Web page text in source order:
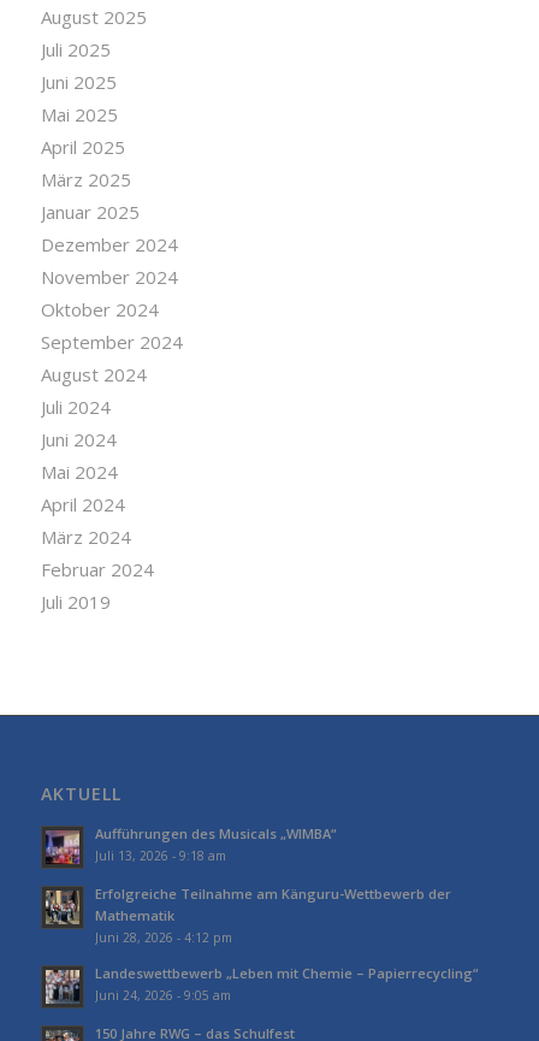
August 2025
Juli 2025
Juni 2025
Mai 2025
April 2025
März 2025
Januar 2025
Dezember 2024
November 2024
Oktober 2024
September 2024
August 2024
Juli 2024
Juni 2024
Mai 2024
April 2024
März 2024
Februar 2024
Juli 2019
AKTUELL
Aufführungen des Musicals „WIMBA“
Juli 13, 2026 - 9:18 am
Erfolgreiche Teilnahme am Känguru-Wettbewerb der
Mathematik
Juni 28, 2026 - 4:12 pm
Landeswettbewerb „Leben mit Chemie – Papierrecycling“
Juni 24, 2026 - 9:05 am
150 Jahre RWG – das Schulfest